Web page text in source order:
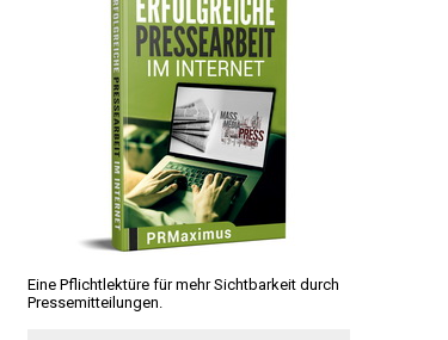
Eine Pflichtlektüre für mehr Sichtbarkeit durch
Pressemitteilungen.